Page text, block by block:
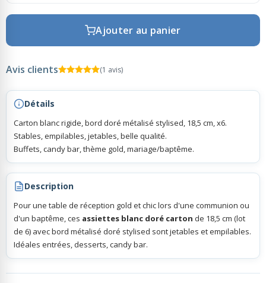
Rubans Tulle Organdi
Scrapbooking, Loisirs Créatifs
Ajouter au panier
Avis clients (1 avis)
Détails
Carton blanc rigide, bord doré métalisé stylised, 18,5 cm, x6.
Stables, empilables, jetables, belle qualité.
Buffets, candy bar, thème gold, mariage/baptême.
Description
Pour une table de réception gold et chic lors d'une communion ou
d'un baptême, ces assiettes blanc doré carton de 18,5 cm (lot
de 6) avec bord métalisé doré stylised sont jetables et empilables.
Idéales entrées, desserts, candy bar.